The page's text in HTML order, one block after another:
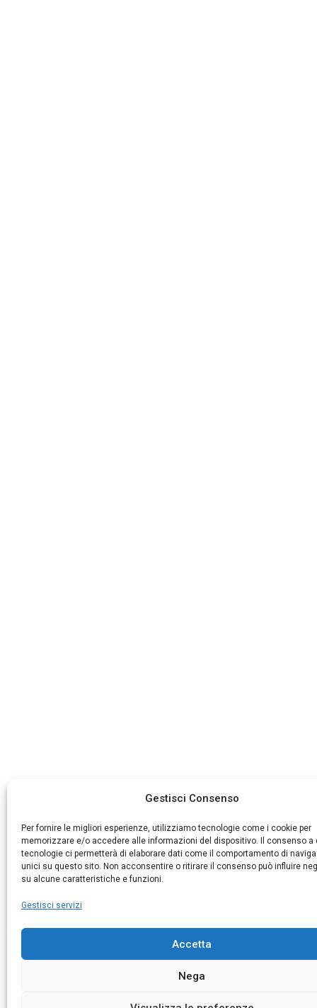
Gestisci Consenso
Per fornire le migliori esperienze, utilizziamo tecnologie come i cookie per
memorizzare e/o accedere alle informazioni del dispositivo. Il consenso a
tecnologie ci permetterà di elaborare dati come il comportamento di
unici su questo sito. Non acconsentire o ritirare il consenso può influire
su alcune caratteristiche e funzioni.
Gestisci servizi
Accetta
Nega